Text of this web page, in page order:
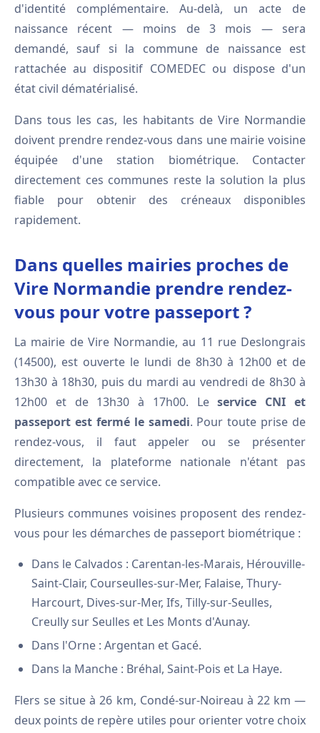
d'identité complémentaire. Au-delà, un acte de
naissance récent — moins de 3 mois — sera
demandé, sauf si la commune de naissance est
rattachée au dispositif COMEDEC ou dispose d'un
état civil dématérialisé.
Dans tous les cas, les habitants de Vire Normandie
doivent prendre rendez-vous dans une mairie voisine
équipée d'une station biométrique. Contacter
directement ces communes reste la solution la plus
fiable pour obtenir des créneaux disponibles
rapidement.
Dans quelles mairies proches de
Vire Normandie prendre rendez-
vous pour votre passeport ?
La mairie de Vire Normandie, au 11 rue Deslongrais
(14500), est ouverte le lundi de 8h30 à 12h00 et de
13h30 à 18h30, puis du mardi au vendredi de 8h30 à
12h00 et de 13h30 à 17h00. Leservice CNI et
passeport est fermé le samedi. Pour toute prise de
rendez-vous, il faut appeler ou se présenter
directement, la plateforme nationale n'étant pas
compatible avec ce service.
Plusieurs communes voisines proposent des rendez-
vous pour les démarches de passeport biométrique :
Dans le Calvados : Carentan-les-Marais, Hérouville-
Saint-Clair, Courseulles-sur-Mer, Falaise, Thury-
Harcourt, Dives-sur-Mer, Ifs, Tilly-sur-Seulles,
Creully sur Seulles et Les Monts d'Aunay.
Dans l'Orne : Argentan et Gacé.
Dans la Manche : Bréhal, Saint-Pois et La Haye.
Flers se situe à 26 km, Condé-sur-Noireau à 22 km —
deux points de repère utiles pour orienter votre choix